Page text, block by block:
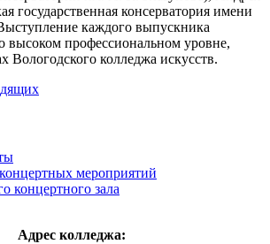
государственная консерватория имени
каждого выпускника
высоком профессиональном уровне,
Вологодского колледжа искусств.
мероприятий
концертного зала
Адрес колледжа: